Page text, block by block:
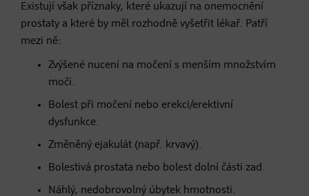
Existují však příznaky, které ukazují na onemocnění
prostaty a které by měl rozhodně vyšetřit lékař. Patří
mezi ně:
Zvýšené nucení na močení s menším množstvím
moči.
Bolest při močení nebo erekci/erektivní
dysfunkce.
Změněný ejakulát (např. krvavý).
Bolestivá prostata nebo bolest dolní části zad.
Náhlý, nedobrovolný úbytek hmotnosti.